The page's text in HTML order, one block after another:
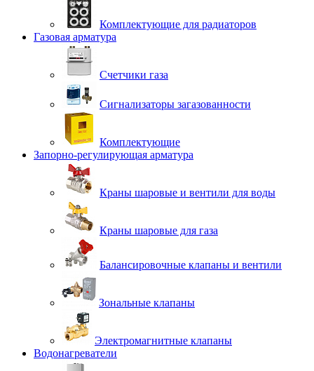
Комплектующие для радиаторов
Газовая арматура
Счетчики газа
Сигнализаторы загазованности
Комплектующие
Запорно-регулирующая арматура
Краны шаровые и вентили для воды
Краны шаровые для газа
Балансировочные клапаны и вентили
Зональные клапаны
Электромагнитные клапаны
Водонагреватели